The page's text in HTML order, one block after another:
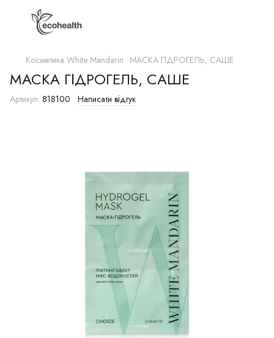
Косметика White Mandarin МАСКА ГІДРОГЕЛЬ, CAШЕ
МАСКА ГІДРОГЕЛЬ, CAШЕ
Артикул: 818100 Написати відгук